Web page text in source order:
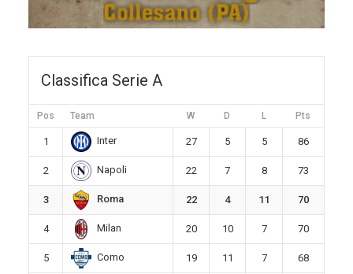
Classifica Serie A
Pos Team W D L Pts
1 Inter 27 5 5 86
2 Napoli 22 7 8 73
3 Roma 22 4 11 70
4 Milan 20 10 7 70
5 Como 19 11 7 68